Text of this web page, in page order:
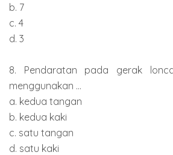
b. 7
c. 4
d. 3
8. Pendaratan pada gerak
menggunakan ...
a. kedua tangan
b. kedua kaki
c. satu tangan
d. satu kaki